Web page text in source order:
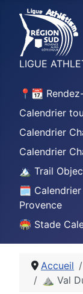
LIGUE
📍📆
Calendrier
Calendrier
Calendrier
🏔️ Trail
🗓️ Calendrier
Provence
🏟️ Stade
Accueil
⛰️ Val